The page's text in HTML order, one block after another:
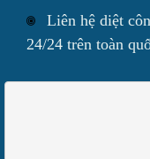
Liên hệ diệt
24/24 trên toàn